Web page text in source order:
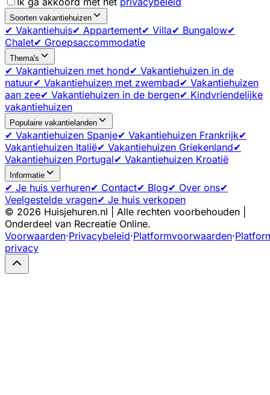
Soorten vakantiehuizen
✔ Vakantiehuis✔ Appartement✔ Villa✔ Bungalow✔
Chalet✔ Groepsaccommodatie
Thema's
✔ Vakantiehuizen met hond✔ Vakantiehuizen in de
natuur✔ Vakantiehuizen met zwembad✔ Vakantiehuizen
aan zee✔ Vakantiehuizen in de bergen✔ Kindvriendelijke
vakantiehuizen
Populaire vakantielanden
✔ Vakantiehuizen Spanje✔ Vakantiehuizen Frankrijk✔
Vakantiehuizen Italië✔ Vakantiehuizen Griekenland✔
Vakantiehuizen Portugal✔ Vakantiehuizen Kroatië
Informatie
✔ Je huis verhuren✔ Contact✔ Blog✔ Over ons✔
Veelgestelde vragen✔ Je huis verkopen
© 2026 Huisjehuren.nl | Alle rechten voorbehouden |
Onderdeel van Recreatie Online.
Voorwaarden·Privacybeleid·Platformvoorwaarden·
privacy